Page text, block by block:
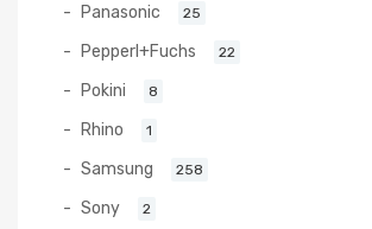
Panasonic 25
Pepperl+Fuchs 22
Pokini 8
Rhino 1
Samsung 258
Sony 2